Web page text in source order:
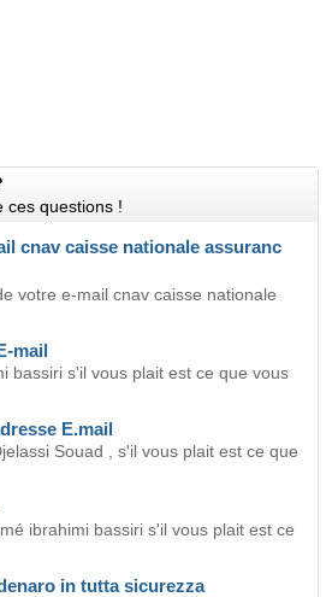
ces questions !
cnav caisse nationale assuranc
votre e-mail cnav caisse nationale
mail
bassiri s'il vous plait est ce que vous
E.mail
Souad , s'il vous plait est ce que
ibrahimi bassiri s'il vous plait est ce
in tutta sicurezza